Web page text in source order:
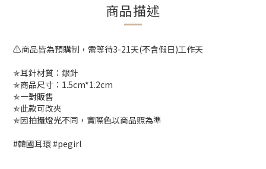
商品描述
⚠️商品皆為預購制，需等待3-21天(不含假日)工作天
✯耳針材質：銀針
✯商品尺寸：1.5cm*1.2cm
✯一對販售
✯此款可改夾
✯因拍攝燈光不同，實際色以商品照為準
#韓國耳環 #pegirl